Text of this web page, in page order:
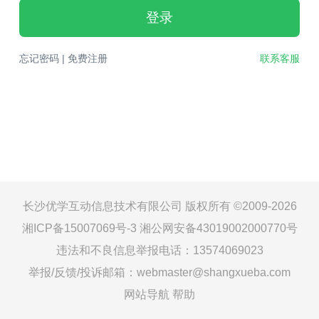
登录
忘记密码| 免费注册 联系客服
长沙优学互动信息技术有限公司 版权所有 ©2009-2026
湘ICP备15007069号-3 湘公网安备43019002000770号
违法和不良信息举报电话：13574069023
举报/反馈/投诉邮箱：webmaster@shangxueba.com
网站导航 帮助